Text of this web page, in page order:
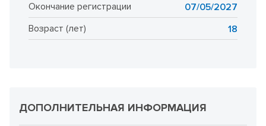
Окончание регистрации
07/05/2027
Возраст (лет)
18
ДОПОЛНИТЕЛЬНАЯ ИНФОРМАЦИЯ